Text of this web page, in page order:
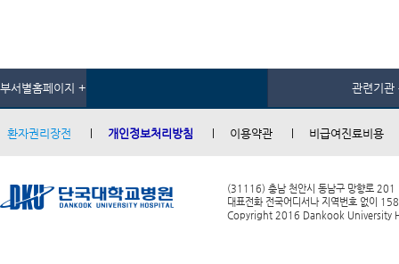
부서별홈페이지 + 관련기관
환자권리장전 개인정보처리방침 이용약관 비급여진료비용
(31116) 충남 천안시 동남구 망향로 201
대표전화 전국어디서나 지역번호 없이
Copyright 2016 Dankook University